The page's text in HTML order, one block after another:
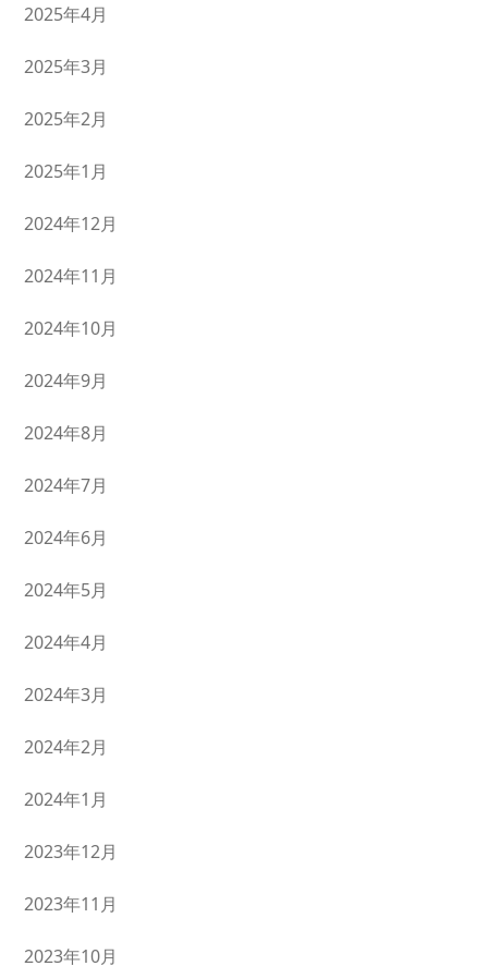
2025年4月
2025年3月
2025年2月
2025年1月
2024年12月
2024年11月
2024年10月
2024年9月
2024年8月
2024年7月
2024年6月
2024年5月
2024年4月
2024年3月
2024年2月
2024年1月
2023年12月
2023年11月
2023年10月